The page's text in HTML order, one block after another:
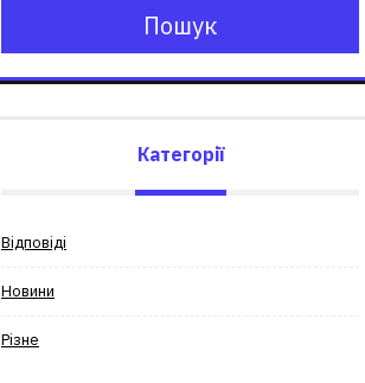
Пошук
Категорії
Відповіді
Новини
Різне